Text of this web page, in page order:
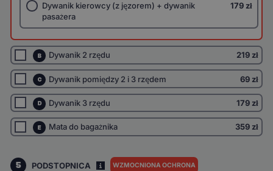
Dywanik kierowcy (z jęzorem) + dywanik
pasażera
179 zł
B Dywanik 2 rzędu 219 zł
C Dywanik pomiędzy 2 i 3 rzędem 69 zł
D Dywanik 3 rzędu 179 zł
E Mata do bagażnika 359 zł
5 PODSTOPNICA WZMOCNIONA OCHRONA